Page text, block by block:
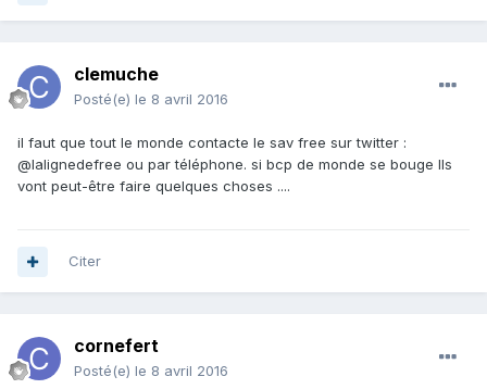
clemuche
Posté(e) le 8 avril 2016
il faut que tout le monde contacte le sav free sur twitter :
@lalignedefree ou par téléphone. si bcp de monde se bouge Ils
vont peut-être faire quelques choses ....
Citer
cornefert
Posté(e) le 8 avril 2016